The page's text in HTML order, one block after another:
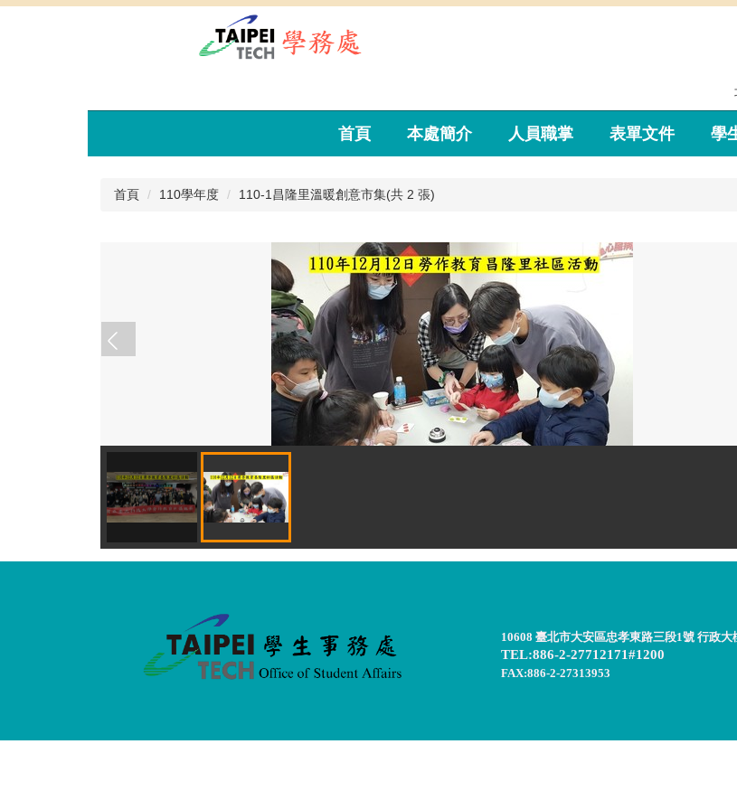
首頁 本處簡介 人員職掌 表單文件 學
首頁 110學年度 110-1昌隆里溫暖創意市集(共 2 張)
10608 臺北市大安區忠孝東路三段1號 行政大
TEL:886-2-27712171#1200
FAX:886-2-27313953